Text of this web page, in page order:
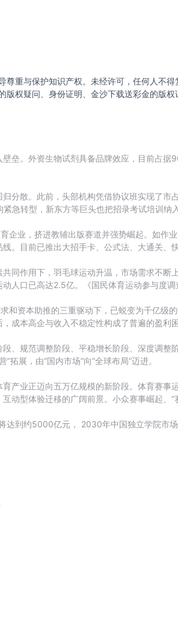
尊重与保护知识产权。未经许可，任何人不
版权疑问、身份证明、金沙下载送彩金的版
垒。外资生物试剂具备品牌效应，目前占
分散。此前，头部机构凭借协议班实现了
急转型，新东方等巨头也把招录考试培训
企业，挤进教辅出版赛道并强势崛起。如
。目前已推出大招手卡、公式法、大通关
同作用下，羽毛球运动升温，市场需求不
人口已高达2.5亿。《国民体育运动参与度
和资本助推的三重驱动下，已蜕变为千亿
成本高企与收入不稳定性构成了普遍的盈利
、规范调整阶段、平稳增长阶段、深度调
拓展，由“国内市场”向“全球布局”迈进。
产业正迈向五万亿规模的新阶段。体育赛
动型体验迁移的广阔前景。小众赛事崛起
达到约5000亿元， 2030年中国独立学院市